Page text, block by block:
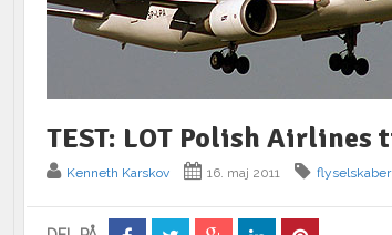
TEST: LOT Polish
Kenneth Karskov 16. maj 2011 flyselskaber